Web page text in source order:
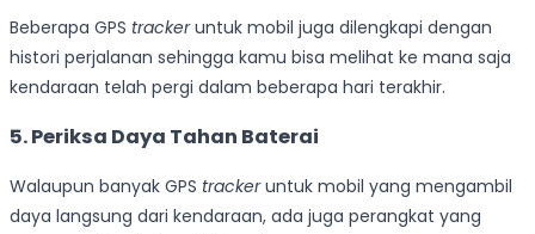
Beberapa GPS trackeruntuk mobil juga dilengkapi dengan
histori perjalanan sehingga kamu bisa melihat ke mana saja
kendaraan telah pergi dalam beberapa hari terakhir.
5. Periksa Daya Tahan Baterai
Walaupun banyak GPS trackeruntuk mobil yang mengambil
daya langsung dari kendaraan, ada juga perangkat yang